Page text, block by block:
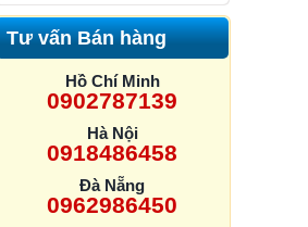
Tư vấn Bán hàng
Hồ Chí Minh
0902787139
Hà Nội
0918486458
Đà Nẵng
0962986450